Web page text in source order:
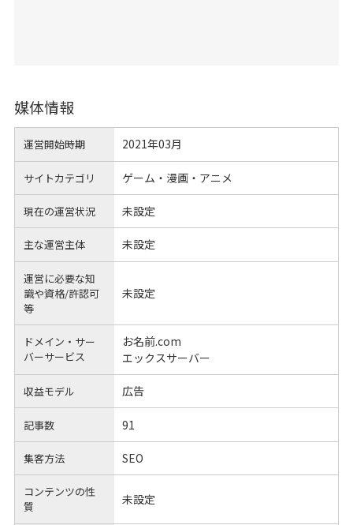
媒体情報
運営開始時期 2021年03月
サイトカテゴリ ゲーム・漫画・アニメ
現在の運営状況 未設定
主な運営主体 未設定
運営に必要な知
識や資格/許認可
等
未設定
ドメイン・サー
バーサービス
お名前.com
エックスサーバー
収益モデル 広告
記事数 91
集客方法 SEO
コンテンツの性
質
未設定